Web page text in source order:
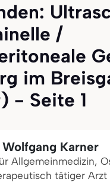
/
im
- Seite 1
Karner
Allgemeinmedizin,
tätiger Arzt